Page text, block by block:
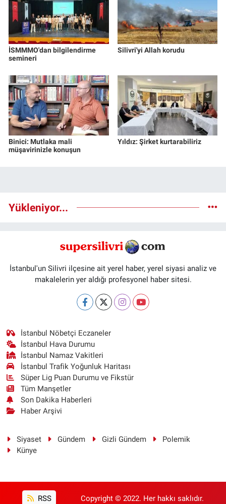
İSMMMO'dan bilgilendirme
semineri
Silivri'yi Allah korudu
Binici: Mutlaka mali
müşavirinizle konuşun
Yıldız: Şirket kurtarabiliriz
Yükleniyor...
İstanbul'un Silivri ilçesine ait yerel haber, yerel siyasi analiz ve
makalelerin yer aldığı profesyonel haber sitesi.
İstanbul Nöbetçi Eczaneler
İstanbul Hava Durumu
İstanbul Namaz Vakitleri
İstanbul Trafik Yoğunluk Haritası
Süper Lig Puan Durumu ve Fikstür
Tüm Manşetler
Son Dakika Haberleri
Haber Arşivi
Siyaset Gündem Gizli Gündem
Polemik
Künye
RSS Copyright © 2022. Her hakkı saklıdır.